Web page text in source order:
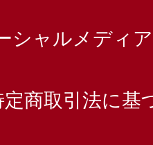
シャルメディ
定商取引法に基